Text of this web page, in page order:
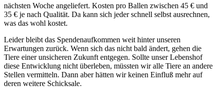
nächsten Woche angeliefert. Kosten pro Ballen zwischen 45 € und
35 € je nach Qualität. Da kann sich jeder schnell selbst ausrechnen,
was das wohl kostet.
Leider bleibt das Spendenaufkommen weit hinter unseren
Erwartungen zurück. Wenn sich das nicht bald ändert, gehen die
Tiere einer unsicheren Zukunft entgegen. Sollte unser Lebenshof
diese Entwicklung nicht überleben, müssten wir alle Tiere an andere
Stellen vermitteln. Dann aber hätten wir keinen Einfluß mehr auf
deren weitere Schicksale.